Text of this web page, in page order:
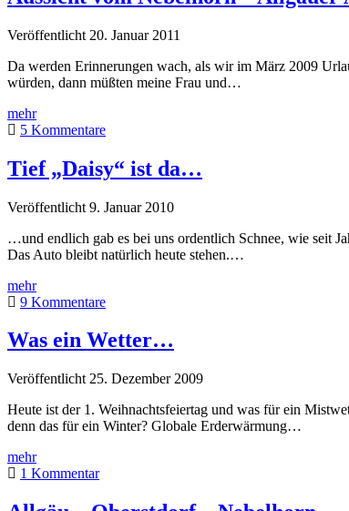
Veröffentlicht 20. Januar 2011
Da werden Erinnerungen wach, als wir im März 2009
würden, dann müßten meine Frau und…
mehrAussicht
vom
–
Allgäuer
5 Kommentare
Tief „Daisy“ ist da…
Veröffentlicht 9. Januar 2010
…und endlich gab es bei uns ordentlich Schnee, wie seit
Das Auto bleibt natürlich heute stehen.…
mehrTief
„Daisy“
da…
9 Kommentare
Was ein Wetter…
Veröffentlicht 25. Dezember 2009
Heute ist der 1. Weihnachtsfeiertag und was für ein
denn das für ein Winter? Globale Erderwärmung…
mehrWas
ein
1 Kommentar